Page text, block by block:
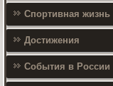
Спортивная жизнь
Достижения
События в России